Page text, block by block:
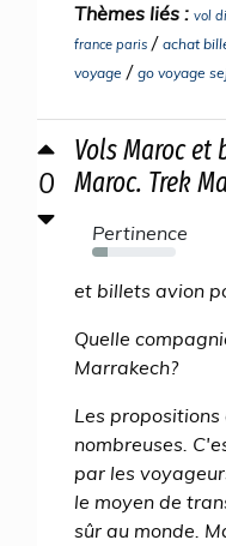
Thèmes liés : vol
france paris / achat
voyage / go voyage
0
Vols Maroc et
Maroc. Trek
Pertinence
18%
et billets avion
Quelle
Marrakech?
Les
nombreuses.
par les
le moyen de
sûr au monde.